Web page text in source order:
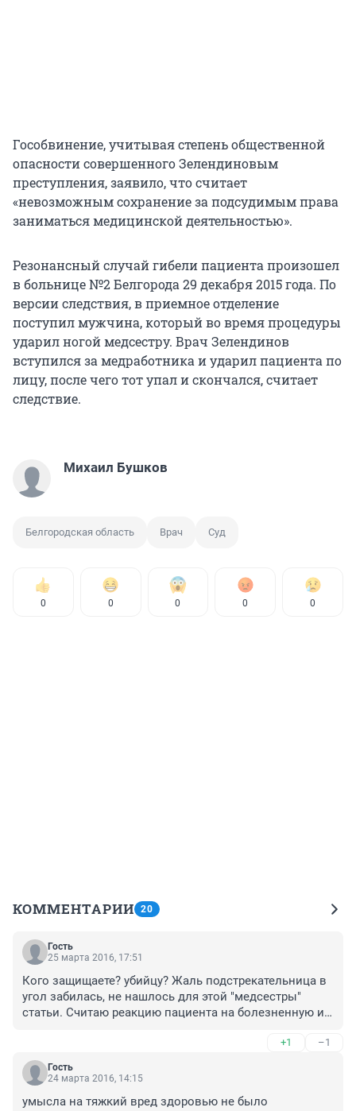
Гособвинение, учитывая степень общественной
опасности совершенного Зелендиновым
преступления, заявило, что считает
«невозможным сохранение за подсудимым права
заниматься медицинской деятельностью».
Резонансный случай гибели пациента произошел
в больнице №2 Белгорода 29 декабря 2015 года. По
версии следствия, в приемное отделение
поступил мужчина, который во время процедуры
ударил ногой медсестру. Врач Зелендинов
вступился за медработника и ударил пациента по
лицу, после чего тот упал и скончался, считает
следствие.
Михаил Бушков
Белгородская область Врач Суд
0 0 0 0 0
КОММЕНТАРИИ 20
Гость
25 марта 2016, 17:51
Кого защищаете? убийцу? Жаль подстрекательница в
угол забилась, не нашлось для этой "медсестры"
статьи. Считаю реакцию пациента на болезненную и
медперсонала не профессиональные и недостойные.
+1 –1
Гость
24 марта 2016, 14:15
умысла на тяжкий вред здоровью не было